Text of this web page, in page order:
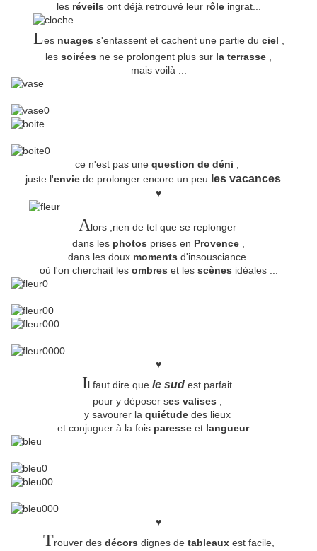
les réveils ont déjà retrouvé leurrôleingrat...
Les nuages s'entassent et cachent une partie du ciel
les soirées ne se prolongent plus sur la terrasse
mais voilà ...
ce n'est pas une question de déni
juste l'enviede prolonger encore un peu les vacances...
♥
Alors ,rien de tel que se replonger
dans les photos prises en Provence
dans les doux moments d'insousciance
où l'on cherchait les ombres et les scènes idéales ...
♥
Il faut dire que le sud est parfait
pour y déposer ses valises
y savourer la quiétudedes lieux
et conjuguer à la fois paresseet langueur...
♥
Trouver des décors dignes de tableauxest facile,